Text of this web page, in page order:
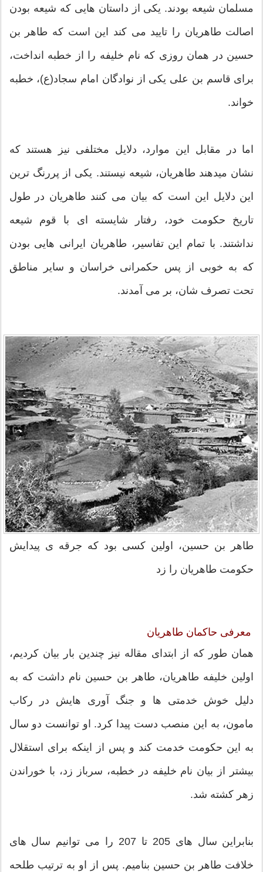
مسلمان شیعه بودند. یکی از داستان هایی که شیعه بودن
اصالت طاهریان را تایید می کند این است که طاهر بن
حسین در همان روزی که نام خلیفه را از خطبه انداخت،
برای قاسم بن علی یکی از نوادگان امام سجاد(ع)، خطبه
خواند.
اما در مقابل این موارد، دلایل مختلفی نیز هستند که
نشان میدهند طاهریان، شیعه نیستند. یکی از پررنگ ترین
این دلایل این است که بیان می کنند طاهریان در طول
تاریخ حکومت خود، رفتار شایسته ای با قوم شیعه
نداشتند. با تمام این تفاسیر، طاهریان ایرانی هایی بودن
که به خوبی از پس حکمرانی خراسان و سایر مناطق
تحت تصرف شان، بر می آمدند.
طاهر بن حسین، اولین کسی بود که جرقه ی پیدایش
حکومت طاهریان را زد
معرفی حاکمان طاهریان
همان طور که از ابتدای مقاله نیز چندین بار بیان کردیم،
اولین خلیفه طاهریان، طاهر بن حسین نام داشت که به
دلیل خوش خدمتی ها و جنگ آوری هایش در رکاب
مامون، به این منصب دست پیدا کرد. او توانست دو سال
به این حکومت خدمت کند و پس از اینکه برای استقلال
بیشتر از بیان نام خلیفه در خطبه، سرباز زد، با خوراندن
زهر کشته شد.
بنابراین سال های 205 تا 207 را می توانیم سال های
خلافت طاهر بن حسین بنامیم. پس از او به ترتیب طلحه